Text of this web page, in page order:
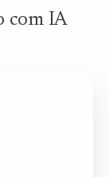
com IA